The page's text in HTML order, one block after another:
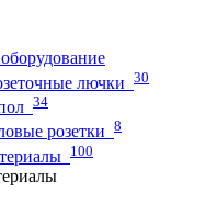
лючки
30
34
розетки 8
100